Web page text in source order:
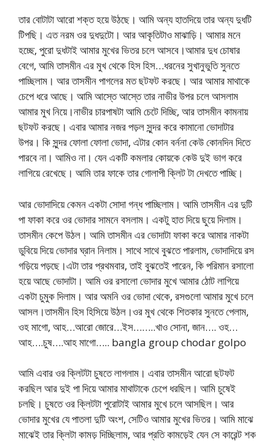
তার বোটাটা আরো শক্ত হয়ে উঠছে। আমি অন্য হাতদিয়ে তার অন্য দুধটি
টিপছি। এত নরম ওর দুধদুটো। আর আকৃতিটাও মাঝাড়ি। আমার মনে
হচ্ছে, পুরো দুধটাই আমার মুখের ভিতর চলে আসবে।আমার দুধ চোষার
বেগে, আমি তাসমীন এর মুখ থেকে হিস হিস…ধরনের সুখানুভুতি সুনতে
পাচ্ছিলাম। আর তাসমীন পাগলের মত ছটফট করছে। আর আমার মাথাকে
চেপে ধরে আছে। আমি আস্তে আস্তে তার নাভীর উপর চলে আসলাম
আমার মুখ নিয়ে।নাভীর চারপাষটা আমি চেটে দিচ্ছি, আর তাসমীন কামনায়
ছটফট করছে। এবার আমার নজর পড়ল সুন্দর করে কামানো ভোদাটার
উপর। কি সুন্দর ফোলা ফোলা ভোদা, এটার কোন বর্ননা কেউ কোনদিন দিতে
পারবে না। আমিও না। যেন একটি কমলার কোয়কে কেউ দুই ভাগ করে
লাগিয়ে রেখেছে। আমি তার ফাকে তার গোলাপী ক্লিট টা দেখতে পাচ্ছি।
আর ভোদাদিয়ে কেমন একটা সোদা গন্ধ পাচ্ছিলাম। আমি তাসমীন এর দুটি
পা ফাকা করে ওর ভোদার সামনে বসলাম। একটু হাত দিয়ে ছুয়ে দিলাম।
তাসমীন কেপে উঠল। আমি তাসমীন এর ভোদাটা ফাকা করে আমার নাকটা
ডুবিয়ে দিয়ে ভোদার ঘ্রান নিলাম। সাথে সাথে বুঝতে পারলাম, ভোদাদিয়ে রস
গড়িয়ে পড়ছে।এটা তার প্রথমবার, তাই বুঝতেই পারেন, কি পরিমান রসালো
হয়ে আছে ভোদাটা। আমি ওর রসালো ভোদার মুখে আমার ঠোট লাগিয়ে
একটা চুমুক দিলাম। আর অমনি ওর ভোদা থেকে, রসগুলো আমার মুখে চলে
আসল।তাসমীন হিস হিসিয়ে উঠল।ওর মুখ থেকে শিতকার সুনতে পেলাম,
ওহ মাগো, আহ…আরো জোরে…ইস……..খাও সোনা, জান…. ওহ…
আহ….চুষ….আহ মাগো….. bangla group chodar golpo
আমি এবার ওর ক্লিটটা চুষতে লাগলাম। এবার তাসমীন আরো ছটফট
করছিল আর দুই পা দিয়ে আমার মাথাটাকে চেপে ধরছিল। আমি চুষেই
চলছি। চুষতে ওর ক্লিটটা পুরোটাই আমার মুখে চলে আসছিল। আর
ভোদার মুখের যে পাতলা দুটি অংশ, সেটিও আমার মুখের ভিতর। আমি মাঝে
মাঝেই তার ক্লিটা কামড় দিচ্ছিলাম, আর প্রতি কামড়েই যেন সে কারেন্ট শক